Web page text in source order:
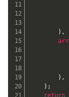
) ,
) ,
) ;
return